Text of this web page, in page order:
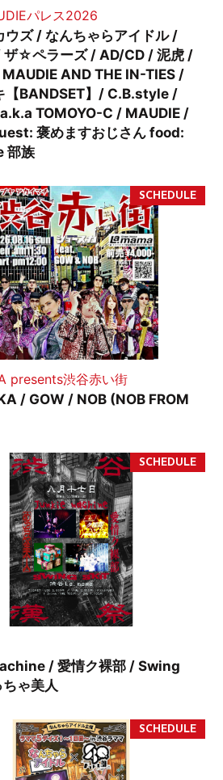
パレス2026
ウズ / なんちゃらアイドル /
ザ☆ペラーズ / AD/CD / 泥虎 /
AND THE IN-TIES /
【BANDSET】/ C.B.style /
TOMOYO-C / MAUDIE /
褒めますおじさん food:
部族
presents渋谷赤い街
/ GOW / NOB (NOB FROM
/ 愛情ク裸部 / Swing
ゃ美人